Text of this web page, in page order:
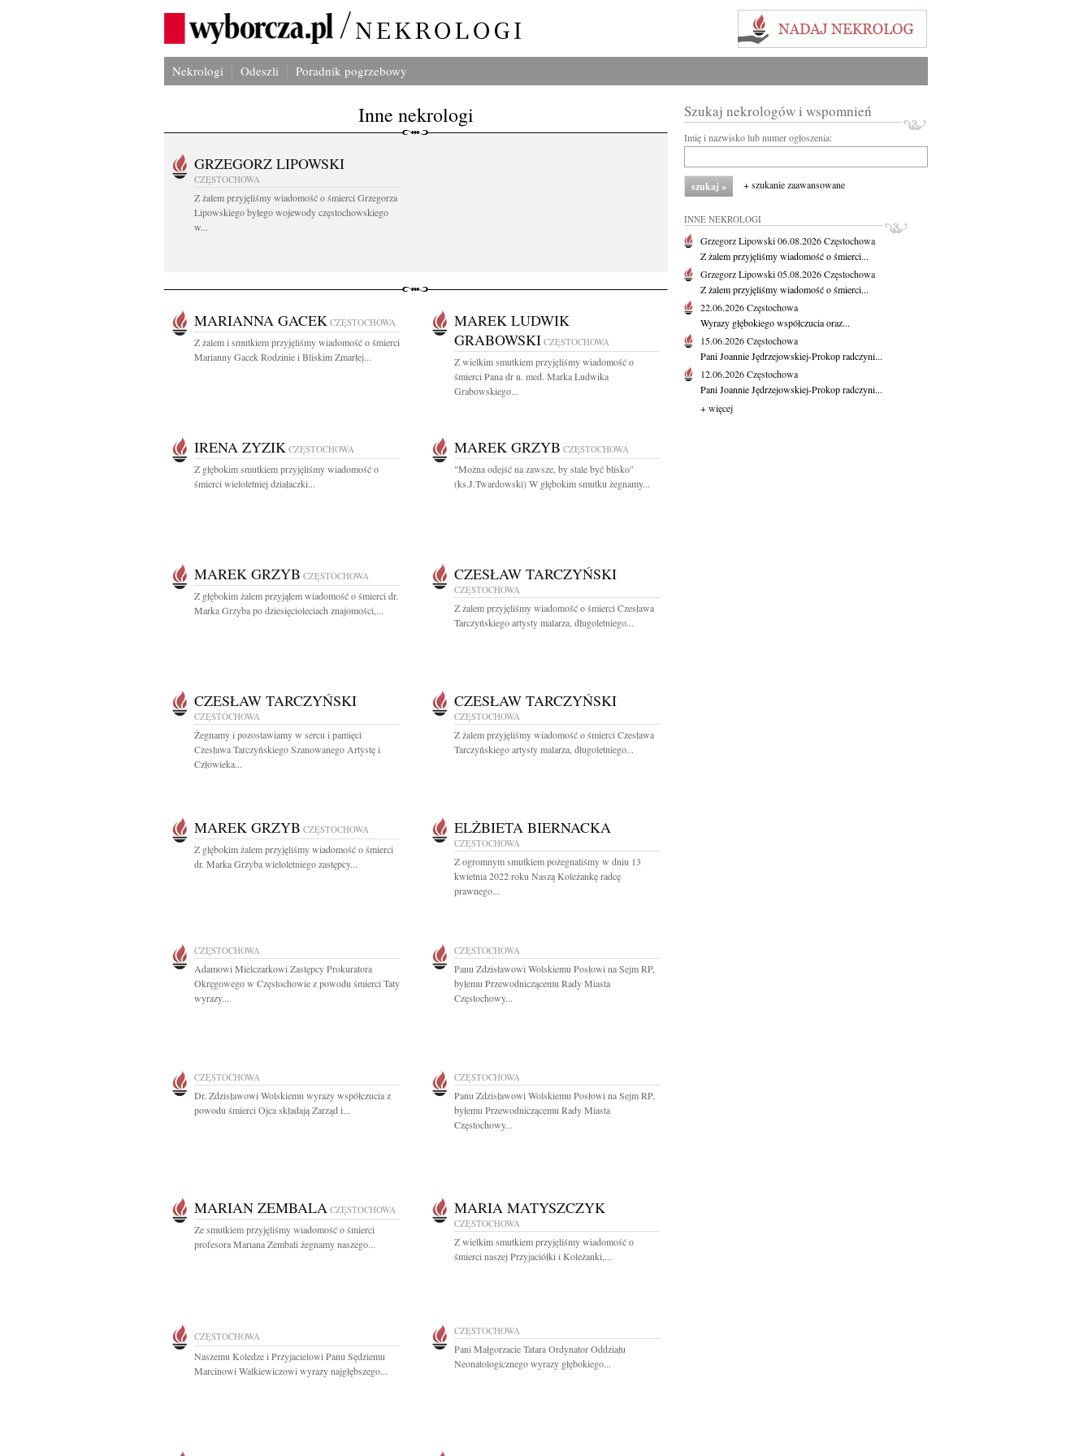
Nekrologi Odeszli Poradnik pogrzebowy
Inne nekrologi
GRZEGORZ LIPOWSKI
CZĘSTOCHOWA
Z żalem przyjęliśmy wiadomość o śmierci Grzegorza
Lipowskiego byłego wojewody częstochowskiego
w...
MARIANNA GACEK CZĘSTOCHOWA
Z żalem i smutkiem przyjęliśmy wiadomość o śmierci
Marianny Gacek Rodzinie i Bliskim Zmarłej...
MAREK LUDWIK
GRABOWSKI CZĘSTOCHOWA
Z wielkim smutkiem przyjęliśmy wiadomość o
śmierci Pana dr n. med. Marka Ludwika
Grabowskiego...
IRENA ZYZIK CZĘSTOCHOWA
Z głębokim smutkiem przyjęliśmy wiadomość o
śmierci wieloletniej działaczki...
MAREK GRZYB CZĘSTOCHOWA
"Można odejść na zawsze, by stale być blisko"
(ks.J.Twardowski) W głębokim smutku żegnamy...
MAREK GRZYB CZĘSTOCHOWA
Z głębokim żalem przyjąłem wiadomość o śmierci dr.
Marka Grzyba po dziesięcioleciach znajomości,...
CZESŁAW TARCZYŃSKI
CZĘSTOCHOWA
Z żalem przyjęliśmy wiadomość o śmierci Czesława
Tarczyńskiego artysty malarza, długoletniego...
CZESŁAW TARCZYŃSKI
CZĘSTOCHOWA
Żegnamy i pozostawiamy w sercu i pamięci
Czesława Tarczyńskiego Szanowanego Artystę i
Człowieka...
CZESŁAW TARCZYŃSKI
CZĘSTOCHOWA
Z żalem przyjęliśmy wiadomość o śmierci Czesława
Tarczyńskiego artysty malarza, długoletniego...
MAREK GRZYB CZĘSTOCHOWA
Z głębokim żalem przyjęliśmy wiadomość o śmierci
dr. Marka Grzyba wieloletniego zastępcy...
ELŻBIETA BIERNACKA
CZĘSTOCHOWA
Z ogromnym smutkiem pożegnaliśmy w dniu 13
kwietnia 2022 roku Naszą Koleżankę radcę
prawnego...
CZĘSTOCHOWA
Adamowi Mielczarkowi Zastępcy Prokuratora
Okręgowego w Częstochowie z powodu śmierci Taty
wyrazy...
CZĘSTOCHOWA
Panu Zdzisławowi Wolskiemu Posłowi na Sejm RP,
byłemu Przewodniczącemu Rady Miasta
Częstochowy...
CZĘSTOCHOWA
Dr. Zdzisławowi Wolskiemu wyrazy współczucia z
powodu śmierci Ojca składają Zarząd i...
CZĘSTOCHOWA
Panu Zdzisławowi Wolskiemu Posłowi na Sejm RP,
byłemu Przewodniczącemu Rady Miasta
Częstochowy...
MARIAN ZEMBALA CZĘSTOCHOWA
Ze smutkiem przyjęliśmy wiadomość o śmierci
profesora Mariana Zembali żegnamy naszego...
MARIA MATYSZCZYK
CZĘSTOCHOWA
Z wielkim smutkiem przyjęliśmy wiadomość o
śmierci naszej Przyjaciółki i Koleżanki,...
CZĘSTOCHOWA
Naszemu Koledze i Przyjacielowi Panu Sędziemu
Marcinowi Walkiewiczowi wyrazy najgłębszego...
CZĘSTOCHOWA
Pani Małgorzacie Tatara Ordynator Oddziału
Neonatologicznego wyrazy głębokiego...
Szukaj nekrologów i wspomnień
Imię i nazwisko lub numer ogłoszenia:
+ szukanie zaawansowane
INNE NEKROLOGI
Grzegorz Lipowski06.08.2026Częstochowa
Z żalem przyjęliśmy wiadomość o śmierci...
Grzegorz Lipowski05.08.2026Częstochowa
Z żalem przyjęliśmy wiadomość o śmierci...
22.06.2026Częstochowa
Wyrazy głębokiego współczucia oraz...
15.06.2026Częstochowa
Pani Joannie Jędrzejowskiej-Prokop radczyni...
12.06.2026Częstochowa
Pani Joannie Jędrzejowskiej-Prokop radczyni...
+ więcej